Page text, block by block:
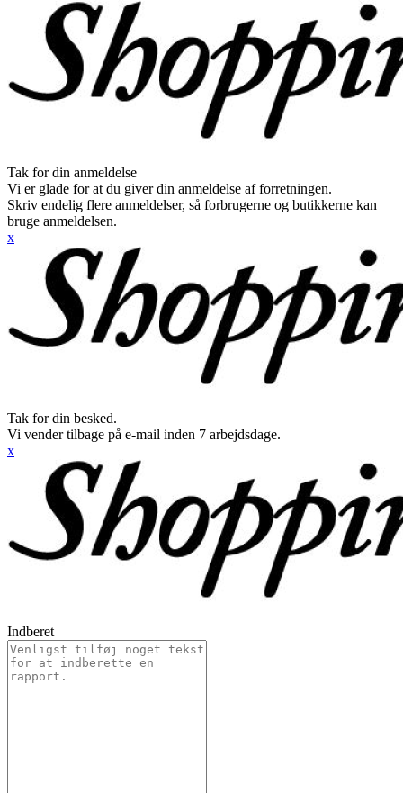
Tak for din anmeldelse
Vi er glade for at du giver din anmeldelse af forretningen.
Skriv endelig flere anmeldelser, så forbrugerne og butikkerne kan
bruge anmeldelsen.
x
Tak for din besked.
Vi vender tilbage på e-mail inden 7 arbejdsdage.
x
Indberet